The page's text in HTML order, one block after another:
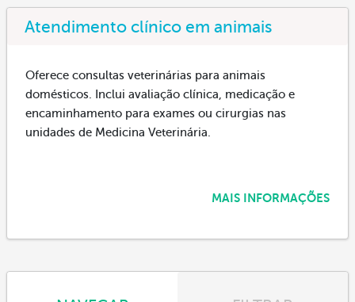
Atendimento clínico em animais
Oferece consultas veterinárias para animais
domésticos. Inclui avaliação clínica, medicação e
encaminhamento para exames ou cirurgias nas
unidades de Medicina Veterinária.
MAIS INFORMAÇÕES